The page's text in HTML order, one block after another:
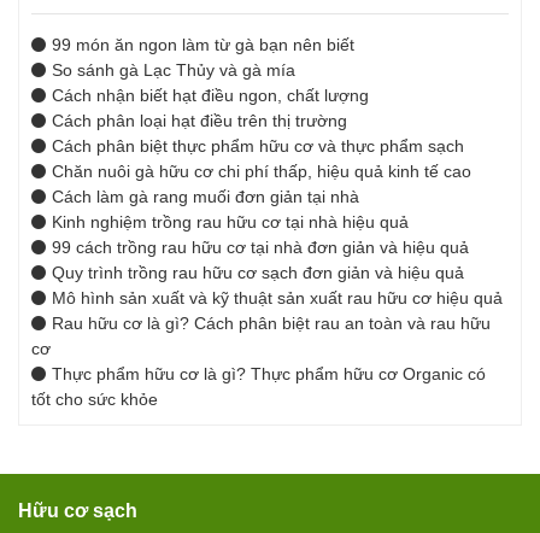
99 món ăn ngon làm từ gà bạn nên biết
So sánh gà Lạc Thủy và gà mía
Cách nhận biết hạt điều ngon, chất lượng
Cách phân loại hạt điều trên thị trường
Cách phân biệt thực phẩm hữu cơ và thực phẩm sạch
Chăn nuôi gà hữu cơ chi phí thấp, hiệu quả kinh tế cao
Cách làm gà rang muối đơn giản tại nhà
Kinh nghiệm trồng rau hữu cơ tại nhà hiệu quả
99 cách trồng rau hữu cơ tại nhà đơn giản và hiệu quả
Quy trình trồng rau hữu cơ sạch đơn giản và hiệu quả
Mô hình sản xuất và kỹ thuật sản xuất rau hữu cơ hiệu quả
Rau hữu cơ là gì? Cách phân biệt rau an toàn và rau hữu
cơ
Thực phẩm hữu cơ là gì? Thực phẩm hữu cơ Organic có
tốt cho sức khỏe
Hữu cơ sạch